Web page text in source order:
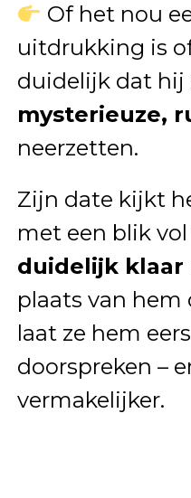
Of het nou
uitdrukking is
duidelijk dat hij
mysterieuze,
neerzetten.
Zijn date kijkt
met een blik
duidelijk klaar
plaats van hem
laat ze hem
doorspreken –
vermakelijker.